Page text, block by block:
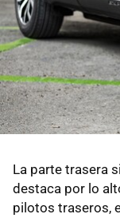
La parte trasera
destaca por lo
pilotos traseros,